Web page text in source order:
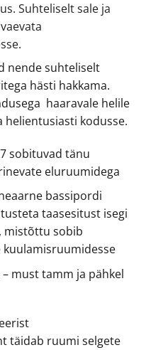
Suhteliselt sale ja
nende suhteliselt
hästi hakkama.
haaravale helile
helientusiasti kodusse.
sobituvad tänu
eluruumidega
bassipordi
taasesitust isegi
mistõttu sobib
kuulamisruumidesse
must tamm ja pähkel
täidab ruumi selgete